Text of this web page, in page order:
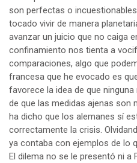
son perfectas o
tocado vivir de manera
avanzar un juicio que no caiga
confinamiento nos tienta a
comparaciones, algo que
francesa que he evocado es
favorece la idea de que
de que las medidas ajenas son
ha dicho que los alemanes sí
correctamente la crisis.
ya contaba con ejemplos de lo
El dilema no se le presentó ni a